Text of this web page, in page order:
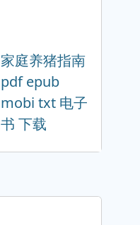
家庭养猪指南
pdf epub
mobi txt 电子
书 下载